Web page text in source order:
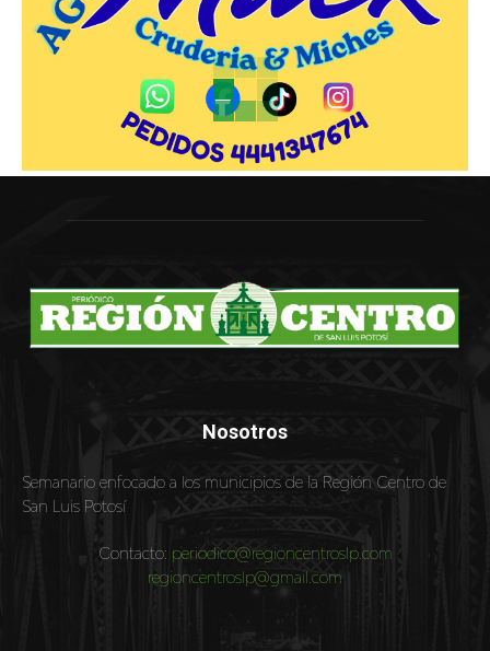
Nosotros
Semanario enfocado a los municipios de la Región Centro de
San Luis Potosí
Contacto: periodico@regioncentroslp.com
regioncentroslp@gmail.com